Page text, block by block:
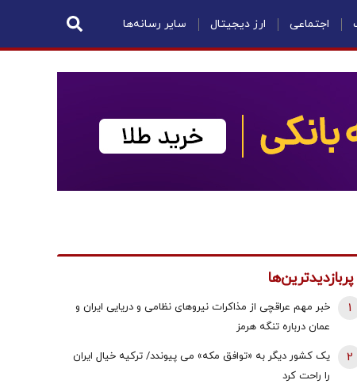
اجتماعی ارز دیجیتال سایر رسانه‌ها
پربازدیدترین‌ها
خبر مهم عراقچی از مذاکرات نیروهای نظامی و دریایی ایران و
عمان درباره تنگه هرمز
1
یک کشور دیگر به «توافق مکه» می پیوندد/ ترکیه خیال ایران
را راحت کرد
2